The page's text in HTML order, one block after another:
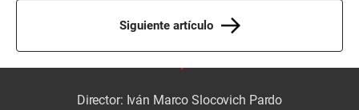
Siguiente artículo
Director: Iván Marco Slocovich Pardo